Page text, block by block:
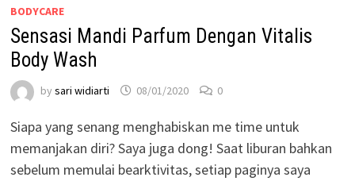
BODYCARE
Sensasi Mandi Parfum Dengan Vitalis
Body Wash
by sari widiarti 08/01/2020 0
Siapa yang senang menghabiskan me time untuk
memanjakan diri? Saya juga dong! Saat liburan bahkan
sebelum memulai bearktivitas, setiap paginya saya